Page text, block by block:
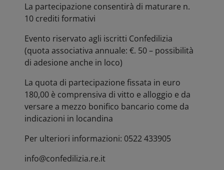
La partecipazione consentirà di maturare n.
10 crediti formativi
Evento riservato agli iscritti Confedilizia
(quota associativa annuale: €. 50 – possibilità
di adesione anche in loco)
La quota di partecipazione fissata in euro
180,00 è comprensiva di vitto e alloggio e da
versare a mezzo bonifico bancario come da
indicazioni in locandina
Per ulteriori informazioni: 0522 433905
info@confedilizia.re.it